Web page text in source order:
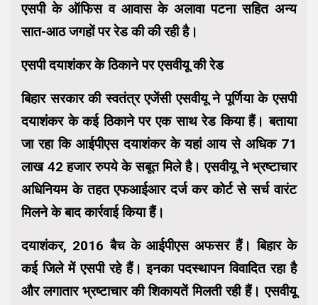
एसपी के ऑफिस व आवास के अलावा पटना सहित अन्‍य
सात-आठ जगहों पर रेड की की रही है।
एसपी दयाशंकर के ठिकाने पर एसवीयू की रेड
बिहार सरकार की स्वतंत्र एजेंसी एसवीयू ने पूर्णिया के एसपी
दयाशंकर के कई ठिकाने पर एक साथ रेड किया हैं। बताया
जा रहा कि आईपीएस दयाशंकर के यहां आय से अधिक 71
लाख 42 हजार रुपये के सबूत मिले है। एसवीयू ने भ्रष्टाचार
अधिनियम के तहत एफआईआर दर्ज कर कोर्ट से सर्च वारंट
मिलने के बाद कार्रवाई किया हैं।
दयाशंकर, 2016 बैच के आईपीएस अफसर हैं। बिहार के
कई जिले में एसपी रहे हैं। इनका पदस्थापन विवादित रहा है
और लगातार भ्रष्टाचार की शिकायतें मिलती रही हैं। एसवीयू